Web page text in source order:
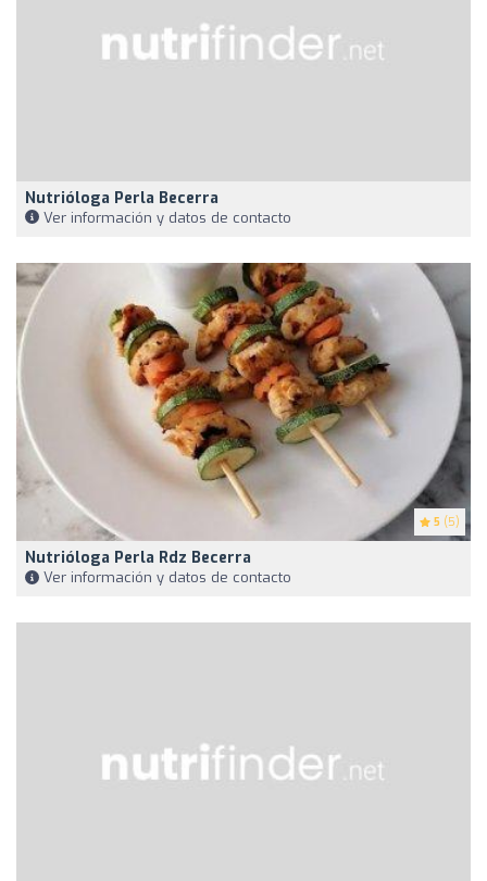
Nutrióloga Perla Becerra
Ver información y datos de contacto
5 (5)
Nutrióloga Perla Rdz Becerra
Ver información y datos de contacto